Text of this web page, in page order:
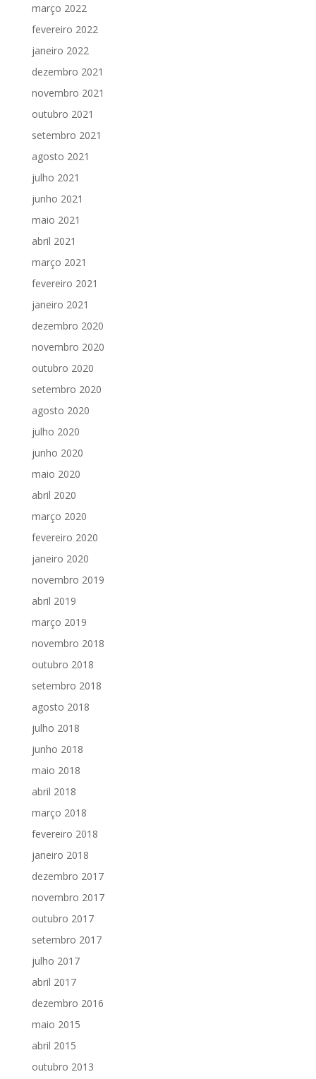
março 2022
fevereiro 2022
janeiro 2022
dezembro 2021
novembro 2021
outubro 2021
setembro 2021
agosto 2021
julho 2021
junho 2021
maio 2021
abril 2021
março 2021
fevereiro 2021
janeiro 2021
dezembro 2020
novembro 2020
outubro 2020
setembro 2020
agosto 2020
julho 2020
junho 2020
maio 2020
abril 2020
março 2020
fevereiro 2020
janeiro 2020
novembro 2019
abril 2019
março 2019
novembro 2018
outubro 2018
setembro 2018
agosto 2018
julho 2018
junho 2018
maio 2018
abril 2018
março 2018
fevereiro 2018
janeiro 2018
dezembro 2017
novembro 2017
outubro 2017
setembro 2017
julho 2017
abril 2017
dezembro 2016
maio 2015
abril 2015
outubro 2013